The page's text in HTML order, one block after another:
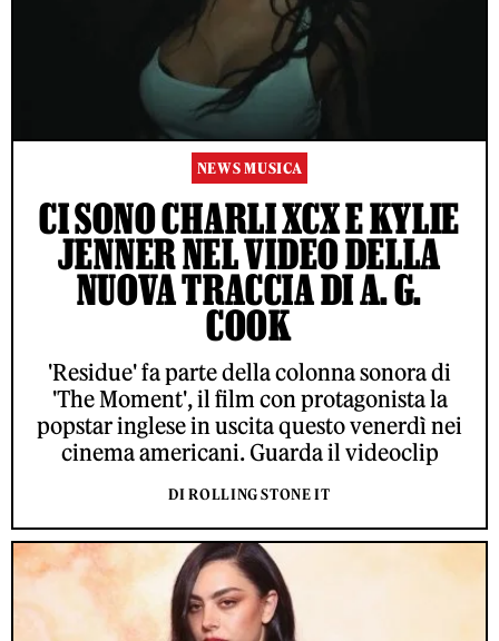
NEWS MUSICA
CI SONO CHARLI XCX E KYLIE
JENNER NEL VIDEO DELLA
NUOVA TRACCIA DI A. G.
COOK
'Residue' fa parte della colonna sonora di
'The Moment', il film con protagonista la
popstar inglese in uscita questo venerdì nei
cinema americani. Guarda il videoclip
DI ROLLING STONE IT